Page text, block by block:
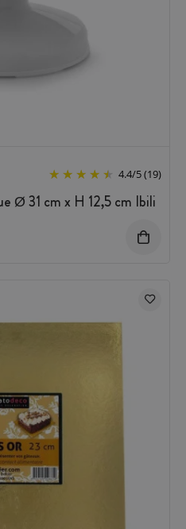
4.4/5(19)
Ø 31 cm x H 12,5 cm Ibili